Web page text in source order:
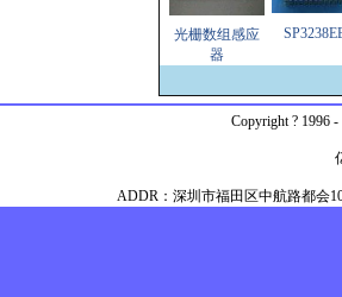
光栅数组感应
器
Copyright ? 1996
ADDR：深圳市福田区中航路都会